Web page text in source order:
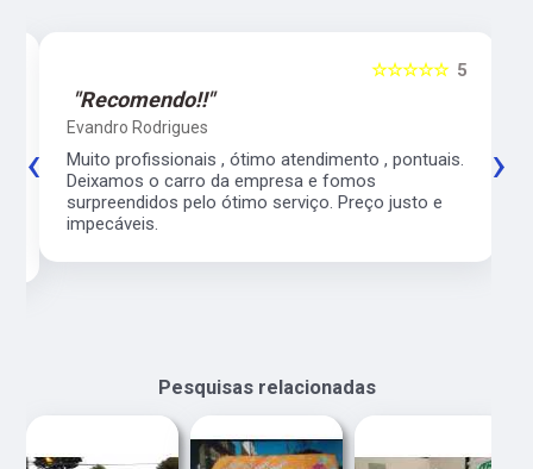
5
☆☆☆☆☆
"Recomendo!!"
Evandro Rodrigues
Muito profissionais , ótimo atendimento , pontuais.
Deixamos o carro da empresa e fomos
surpreendidos pelo ótimo serviço. Preço justo e
impecáveis.
‹ ›
Pesquisas relacionadas